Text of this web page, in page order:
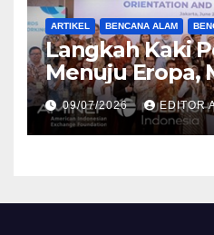
ARTIKEL BENCANA ALAM
Langkah Kaki
Menuju Eropa,
Misi
Bumi
09/07/2026 EDITOR